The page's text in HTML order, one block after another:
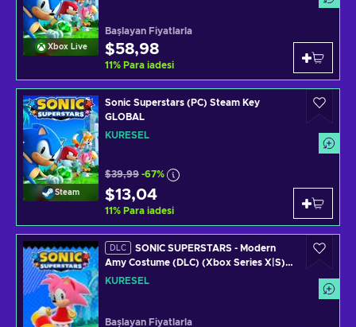
Xbox Live
Başlayan Fiyatlarla
$58,98
11% Para iadesi
Steam
Sonic Superstars (PC) Steam Key
GLOBAL
KÜRESEL
$39,99 -67%
$13,04
11% Para iadesi
DLC
SONIC SUPERSTARS - Modern
Amy Costume (DLC) (Xbox Series X|S)
XBOX LIVE Key GLOBAL
KÜRESEL
Başlayan Fiyatlarla